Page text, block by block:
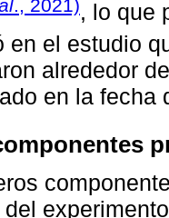
., 2021), lo que
en el estudio
alrededor
en la fecha